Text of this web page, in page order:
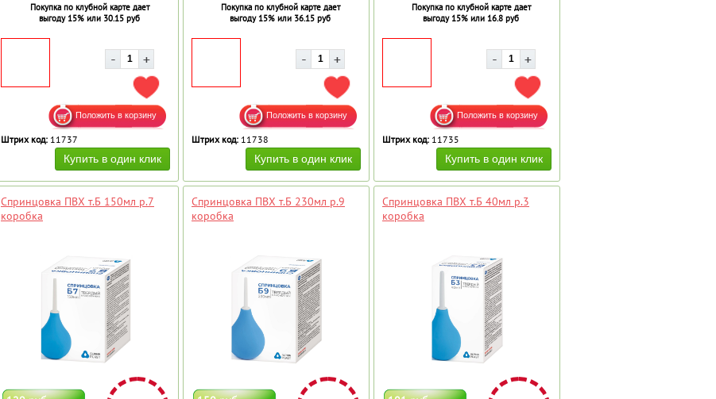
Покупка по клубной карте дает
выгоду 15% или 30.15 руб
ДОБАВИТЬ В ИЗБРАННОЕ
Штрих код: 11737
Покупка по клубной карте дает
выгоду 15% или 36.15 руб
ДОБАВИТЬ В ИЗБРАННОЕ
Штрих код: 11738
Покупка по клубной карте дает
выгоду 15% или 16.8 руб
ДОБАВИТЬ В ИЗБРАННОЕ
Штрих код: 11735
Спринцовка ПВХ т.Б 150мл р.7
коробка
Спринцовка ПВХ т.Б 230мл р.9
коробка
Спринцовка ПВХ т.Б 40мл р.3
коробка